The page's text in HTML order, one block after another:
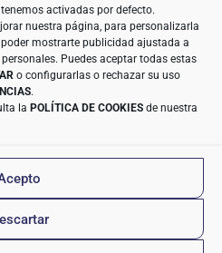
activadas por defecto.
nuestra página, para personalizarla
mostrarte publicidad ajustada a
Puedes aceptar todas estas
o configurarlas o rechazar su uso
.
la POLÍTICA DE COOKIES de nuestra
de nuestra página
» aeneriz@audidat.com
Diseño WebEstudio Digital
CliC